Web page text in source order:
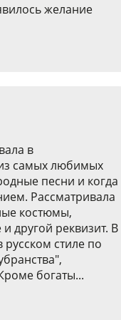
желание
в
самых любимых
песни и когда
Рассматривала
костюмы,
другой реквизит. В
стиле по
богаты...